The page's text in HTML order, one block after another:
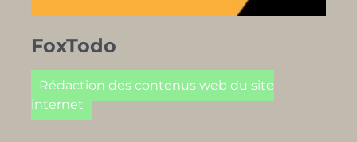
FoxTodo
Rédaction des contenus web du site
internet